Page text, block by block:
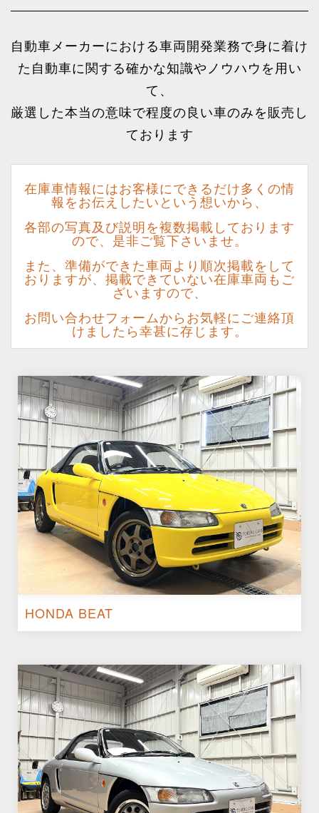
自動車メーカーにおける車両開発業務で身に着け
た自動車に関する確かな知識やノウハウを用い
て、
厳選した本当の意味で程度の良い車のみを販売し
ております
在庫車情報にはお客様にできるだけ多くの情
報をお伝えしたいという想いから、
各部の写真及び説明を複数掲載しております
ので、是非ご覧下さいませ。
また、準備ができた車両より順次掲載をして
おりますが、掲載できていない在庫車両もご
ざいますので、
お問い合わせフォームからお気軽にご連絡頂
けましたら幸甚に存じます。
HONDA BEAT